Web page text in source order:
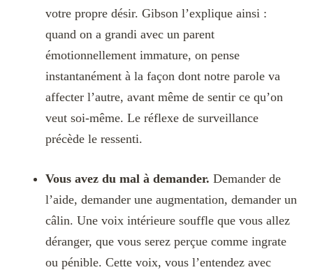
votre propre désir. Gibson l’explique ainsi :
quand on a grandi avec un parent
émotionnellement immature, on pense
instantanément à la façon dont notre parole va
affecter l’autre, avant même de sentir ce qu’on
veut soi-même. Le réflexe de surveillance
précède le ressenti.
Vous avez du mal à demander. Demander de
l’aide, demander une augmentation, demander un
câlin. Une voix intérieure souffle que vous allez
déranger, que vous serez perçue comme ingrate
ou pénible. Cette voix, vous l’entendez avec